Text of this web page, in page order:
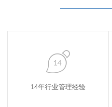
14年行业管理经验